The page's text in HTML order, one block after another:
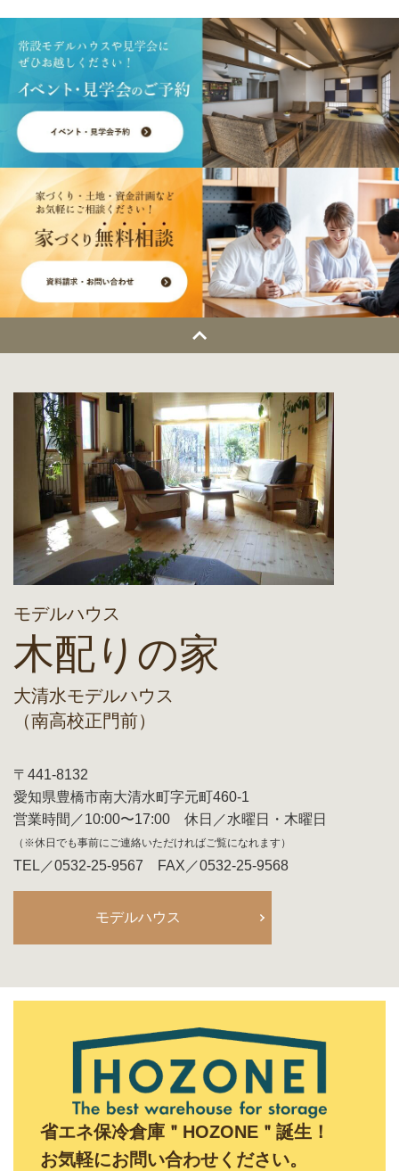
モデルハウス
木配りの家
大清水モデルハウス
（南高校正門前）
〒441-8132
愛知県豊橋市南大清水町字元町460-1
営業時間／10:00〜17:00 休日／水曜日・木曜日
（※休日でも事前にご連絡いただければご覧になれます）
TEL／0532-25-9567 FAX／0532-25-9568
モデルハウス
省エネ保冷倉庫＂HOZONE＂誕生！
お気軽にお問い合わせください。